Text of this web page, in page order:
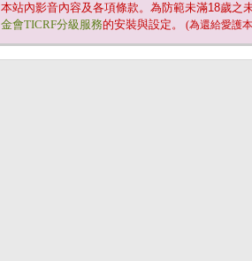
本站內影音內容及各項條款。為防範未滿18歲之
金會TICRF分級服務的安裝與設定。 (為還給愛護